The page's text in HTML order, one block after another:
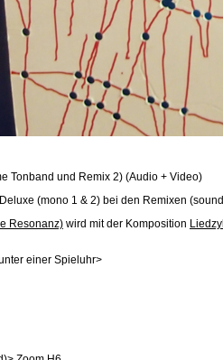
Tonband und Remix 2) (Audio + Video)
(mono 1 & 2) bei den Remixen
Resonanz) wird mit der Komposition
einer Spieluhr>